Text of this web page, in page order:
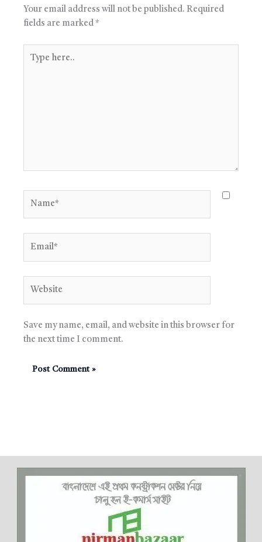
Your email address will not be published. Required
fields are marked *
here..
Save my name, email, and website in this browser for
the next time I comment.